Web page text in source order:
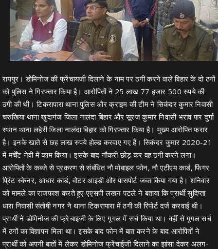
रायपुर। डोमिनोज की फ्रेंचायजी दिलाने के नाम पर ठगी करने वाले बिहार के दो ठगों
को पुलिस ने गिरफ्तार किया है। आरोपितों ने 25 लाख 77 हजार 500 रुपये की
ठगी की थी। टिकरापारा थाना पुलिस और क्राइम की टीम ने सिकंदर कुमार निवासी
चरुखिया थाना खुदागंज जिला नालंदा बिहार और सूरज कुमार निवासी भराव पार दुर्गा
स्थान थाना लहेरी जिला नालंदा बिहार को गिरफ्तार किया है। मुख्य आरोपित फरार
है। इनके खाते से छह लाख रुपये होल्ड करवाए गए हैं। सिकंदर कुमार 2020-21
में मर्चेंट नेवी में काम किया। इसके बाद नौकरी छोड़ कर वह ठगी करने लगा।
आरोपितों के कब्जे से प्रकरण से संबंधित नौ मोबाइल फोन, नौ एटीएम कार्ड, फिंगर
प्रिंट स्केनर, आधार कार्ड, वोटर आइडी और पासपोर्ट जब्त किया गया है। शनिवार
को मामले का राजफाश करते हुए एएसपी लखन पटले ने बताया कि प्रार्थी सुदिप्ता
धारा निवासी संतोषी नगर ने थाना टिकरापारा में ठगी की रिपोर्ट दर्ज करवाई थी।
प्रार्थी ने डोमिनोज की फ्रेचाइजी के लिए गूगल में सर्च किया था। वहीं से गूगल सर्च
में ठगों का विज्ञापन मिला था। इसके बाद फोन में बात करने के बाद आरोपितों ने
प्रार्थी को अपनी बातों में लेकर डोमिनोज फ्रेंचाईजी दिलाने का झांसा देकर अलग-